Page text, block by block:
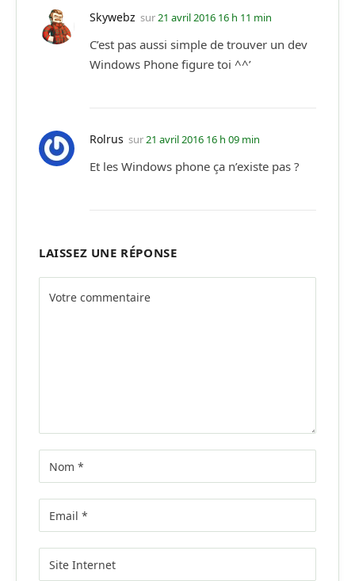
Skywebz sur21 avril 2016 16 h 11 min
C’est pas aussi simple de trouver un dev
Windows Phone figure toi ^^’
Rolrus sur21 avril 2016 16 h 09 min
Et les Windows phone ça n’existe pas ?
LAISSEZ UNE RÉPONSE